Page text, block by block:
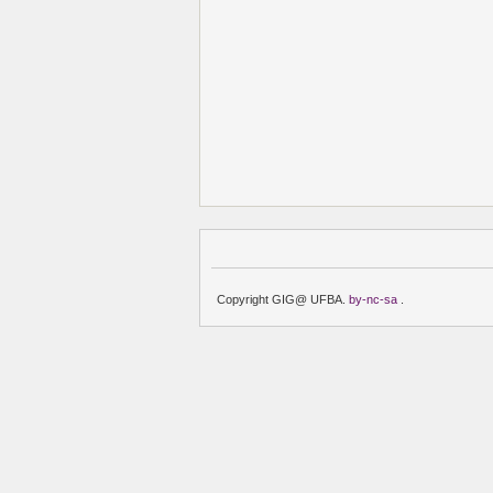
Copyright GIG@ UFBA. by-nc-sa